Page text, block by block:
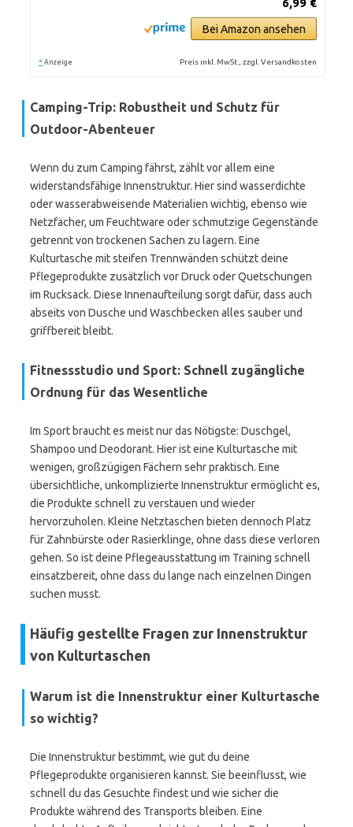
6,99 €
Bei Amazon ansehen
* Anzeige Preis inkl. MwSt., zzgl. Versandkosten
Camping-Trip: Robustheit und Schutz für
Outdoor-Abenteuer
Wenn du zum Camping fährst, zählt vor allem eine
widerstandsfähige Innenstruktur. Hier sind wasserdichte
oder wasserabweisende Materialien wichtig, ebenso wie
Netzfächer, um Feuchtware oder schmutzige Gegenstände
getrennt von trockenen Sachen zu lagern. Eine
Kulturtasche mit steifen Trennwänden schützt deine
Pflegeprodukte zusätzlich vor Druck oder Quetschungen
im Rucksack. Diese Innenaufteilung sorgt dafür, dass auch
abseits von Dusche und Waschbecken alles sauber und
griffbereit bleibt.
Fitnessstudio und Sport: Schnell zugängliche
Ordnung für das Wesentliche
Im Sport braucht es meist nur das Nötigste: Duschgel,
Shampoo und Deodorant. Hier ist eine Kulturtasche mit
wenigen, großzügigen Fächern sehr praktisch. Eine
übersichtliche, unkomplizierte Innenstruktur ermöglicht es,
die Produkte schnell zu verstauen und wieder
hervorzuholen. Kleine Netztaschen bieten dennoch Platz
für Zahnbürste oder Rasierklinge, ohne dass diese verloren
gehen. So ist deine Pflegeausstattung im Training schnell
einsatzbereit, ohne dass du lange nach einzelnen Dingen
suchen musst.
Häufig gestellte Fragen zur Innenstruktur
von Kulturtaschen
Warum ist die Innenstruktur einer Kulturtasche
so wichtig?
Die Innenstruktur bestimmt, wie gut du deine
Pflegeprodukte organisieren kannst. Sie beeinflusst, wie
schnell du das Gesuchte findest und wie sicher die
Produkte während des Transports bleiben. Eine